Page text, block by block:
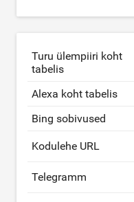
Turu ülempiiri koht
tabelis
Alexa koht tabelis
Bing sobivused
Kodulehe URL
Telegramm